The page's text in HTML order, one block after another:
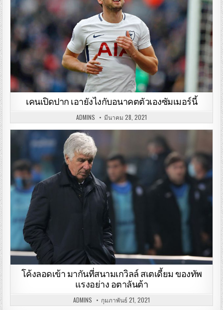
เคนเปิดปาก เอายังไงกับอนาคตตัวเองซัมเมอร์นี้
ADMINS มีนาคม 28, 2021
โค้งลอดเข้า มากันที่สนามเกวิลล์ สเตเดี้ยม ของทัพ
แรงอย่าง อตาลันต้า
ADMINS กุมภาพันธ์ 21, 2021